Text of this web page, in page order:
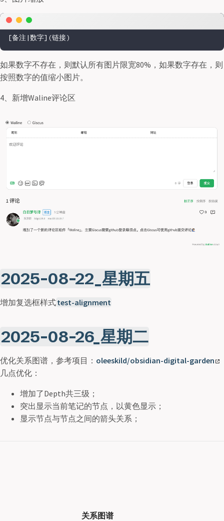
如果数字不存在，则默认所有图片限宽80%，如果数字存在，则
按照数字的值缩小图片。
4、新增Waline评论区
2025-08-22_星期五
增加复选框样式test-alignment
2025-08-26_星期二
优化关系图谱，参考项目： oleeskild/obsidian-digital-garden
几点优化：
增加了Depth共三级；
突出显示当前笔记的节点，以黄色显示；
显示节点与节点之间的箭头关系；
关系图谱